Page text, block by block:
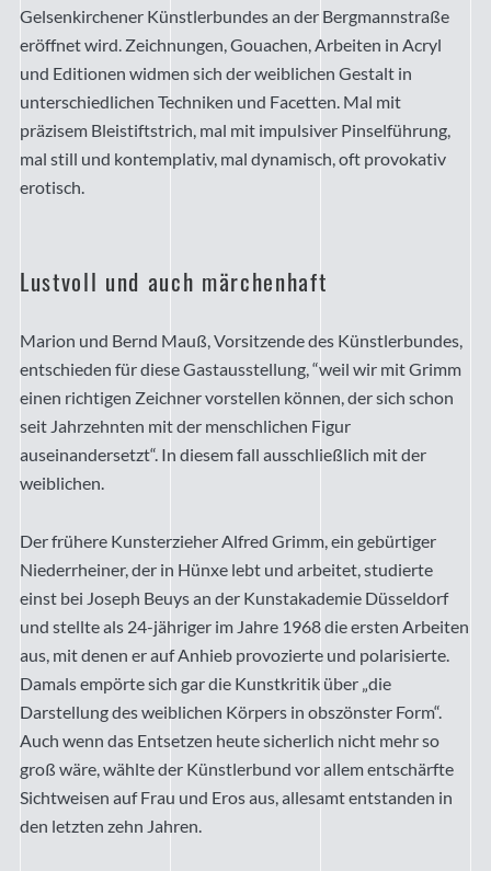
Gelsenkirchener Künstlerbundes an der Bergmannstraße
eröffnet wird. Zeichnungen, Gouachen, Arbeiten in Acryl
und Editionen widmen sich der weiblichen Gestalt in
unterschiedlichen Techniken und Facetten. Mal mit
präzisem Bleistiftstrich, mal mit impulsiver Pinselführung,
mal still und kontemplativ, mal dynamisch, oft provokativ
erotisch.
Lustvoll und auch märchenhaft
Marion und Bernd Mauß, Vorsitzende des Künstlerbundes,
entschieden für diese Gastausstellung, “weil wir mit Grimm
einen richtigen Zeichner vorstellen können, der sich schon
seit Jahrzehnten mit der menschlichen Figur
auseinandersetzt“. In diesem fall ausschließlich mit der
weiblichen.
Der frühere Kunsterzieher Alfred Grimm, ein gebürtiger
Niederrheiner, der in Hünxe lebt und arbeitet, studierte
einst bei Joseph Beuys an der Kunstakademie Düsseldorf
und stellte als 24-jähriger im Jahre 1968 die ersten Arbeiten
aus, mit denen er auf Anhieb provozierte und polarisierte.
Damals empörte sich gar die Kunstkritik über „die
Darstellung des weiblichen Körpers in obszönster Form“.
Auch wenn das Entsetzen heute sicherlich nicht mehr so
groß wäre, wählte der Künstlerbund vor allem entschärfte
Sichtweisen auf Frau und Eros aus, allesamt entstanden in
den letzten zehn Jahren.